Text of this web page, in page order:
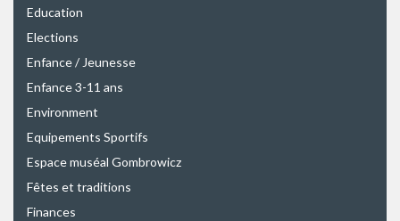
Education
Elections
Enfance / Jeunesse
Enfance 3-11 ans
Environment
Equipements Sportifs
Espace muséal Gombrowicz
Fêtes et traditions
Finances